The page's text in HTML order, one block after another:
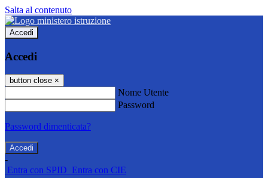
Salta al contenuto
Accedi
Accedi
button close ×
Nome Utente
Password
Password dimenticata?
-
Entra con SPID Entra con CIE